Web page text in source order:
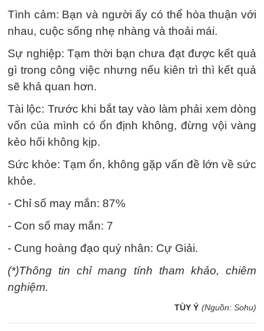
Tình cảm: Bạn và người ấy có thể hòa thuận với
nhau, cuộc sống nhẹ nhàng và thoải mái.
Sự nghiệp: Tạm thời bạn chưa đạt được kết quả
gì trong công việc nhưng nếu kiên trì thì kết quả
sẽ khả quan hơn.
Tài lộc: Trước khi bắt tay vào làm phải xem dòng
vốn của mình có ổn định không, đừng vội vàng
kẻo hối không kịp.
Sức khỏe: Tạm ổn, không gặp vấn đề lớn về sức
khỏe.
- Chỉ số may mắn: 87%
- Con số may mắn: 7
- Cung hoàng đạo quý nhân: Cự Giải.
(*)Thông tin chỉ mang tính tham khảo, chiêm
nghiệm.
TÙY Ý (Nguồn: Sohu)